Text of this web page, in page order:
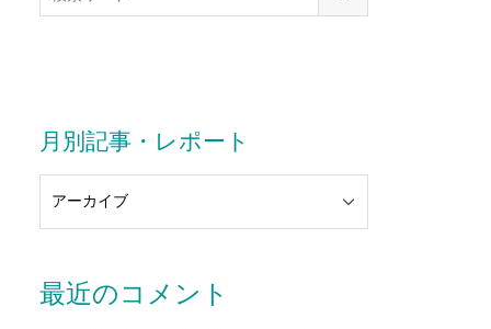
月別記事・レポート
最近のコメント